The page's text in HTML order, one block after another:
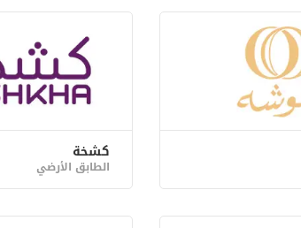
كشخة
الطابق الأرضي